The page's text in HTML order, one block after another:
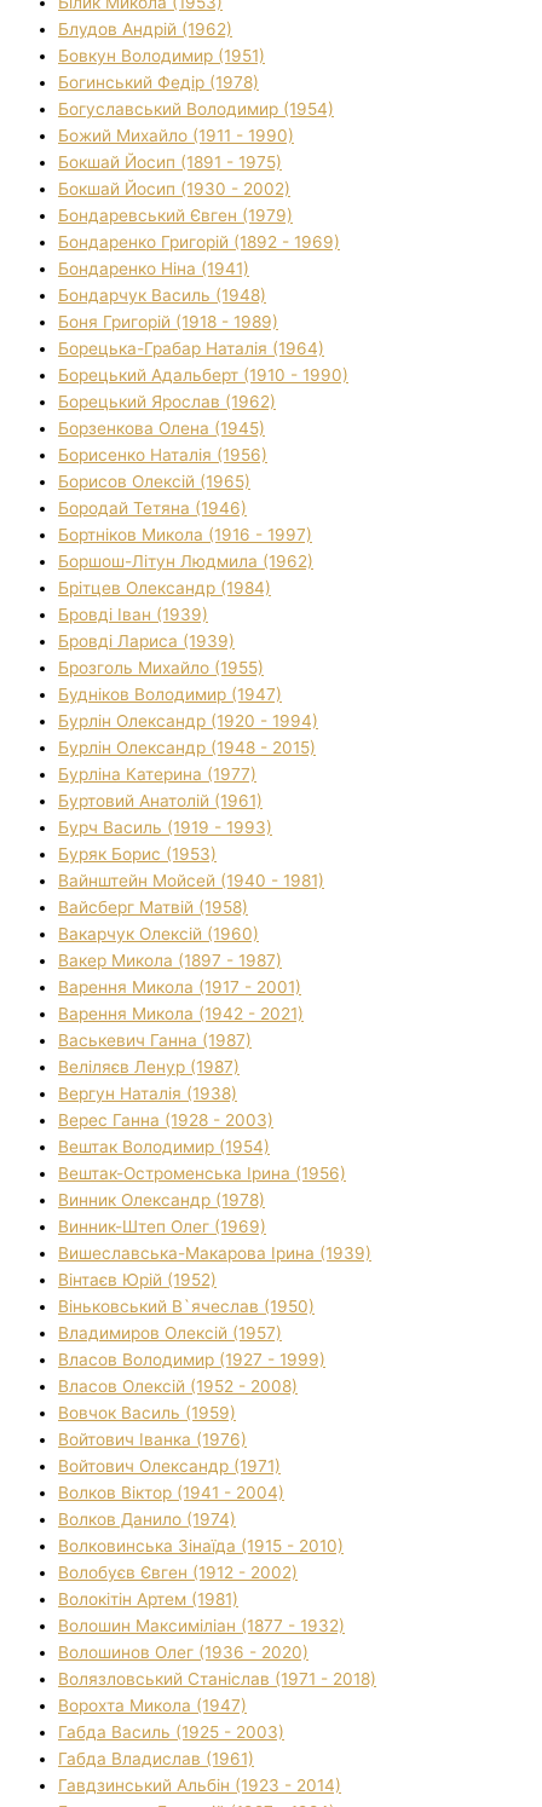
Блудов Андрій (1962)
Бовкун Володимир (1951)
Богинський Федір (1978)
Богуславський Володимир (1954)
Божий Михайло (1911 - 1990)
Бокшай Йосип (1891 - 1975)
Бокшай Йосип (1930 - 2002)
Бондаревський Євген (1979)
Бондаренко Григорій (1892 - 1969)
Бондаренко Ніна (1941)
Бондарчук Василь (1948)
Боня Григорій (1918 - 1989)
Борецька-Грабар Наталія (1964)
Борецький Адальберт (1910 - 1990)
Борецький Ярослав (1962)
Борзенкова Олена (1945)
Борисенко Наталія (1956)
Борисов Олексій (1965)
Бородай Тетяна (1946)
Бортніков Микола (1916 - 1997)
Боршош-Літун Людмила (1962)
Брітцев Олександр (1984)
Бровді Іван (1939)
Бровді Лариса (1939)
Брозголь Михайло (1955)
Будніков Володимир (1947)
Бурлін Олександр (1920 - 1994)
Бурлін Олександр (1948 - 2015)
Бурліна Катерина (1977)
Буртовий Анатолій (1961)
Бурч Василь (1919 - 1993)
Буряк Борис (1953)
Вайнштейн Мойсей (1940 - 1981)
Вайсберг Матвій (1958)
Вакарчук Олексій (1960)
Вакер Микола (1897 - 1987)
Варення Микола (1917 - 2001)
Варення Микола (1942 - 2021)
Васькевич Ганна (1987)
Веліляєв Ленур (1987)
Вергун Наталія (1938)
Верес Ганна (1928 - 2003)
Вештак Володимир (1954)
Вештак-Остроменська Ірина (1956)
Винник Олександр (1978)
Винник-Штеп Олег (1969)
Вишеславська-Макарова Ірина (1939)
Вінтаєв Юрій (1952)
Віньковський В`ячеслав (1950)
Владимиров Олексій (1957)
Власов Володимир (1927 - 1999)
Власов Олексій (1952 - 2008)
Вовчок Василь (1959)
Войтович Іванка (1976)
Войтович Олександр (1971)
Волков Віктор (1941 - 2004)
Волков Данило (1974)
Волковинська Зінаїда (1915 - 2010)
Волобуєв Євген (1912 - 2002)
Волокітін Артем (1981)
Волошин Максиміліан (1877 - 1932)
Волошинов Олег (1936 - 2020)
Волязловський Станіслав (1971 - 2018)
Ворохта Микола (1947)
Габда Василь (1925 - 2003)
Габда Владислав (1961)
Гавдзинський Альбін (1923 - 2014)